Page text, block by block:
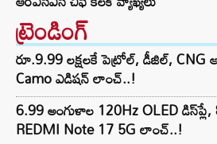
ట్రెండింగ్‌
రూ.9.99 లక్షలకే పెట్రోల్, డీజిల్, CNG
Camo ఎడిషన్ లాంచ్..!
6.99 అంగుళాల 120Hz OLED
REDMI Note 17 5G లాంచ్..!